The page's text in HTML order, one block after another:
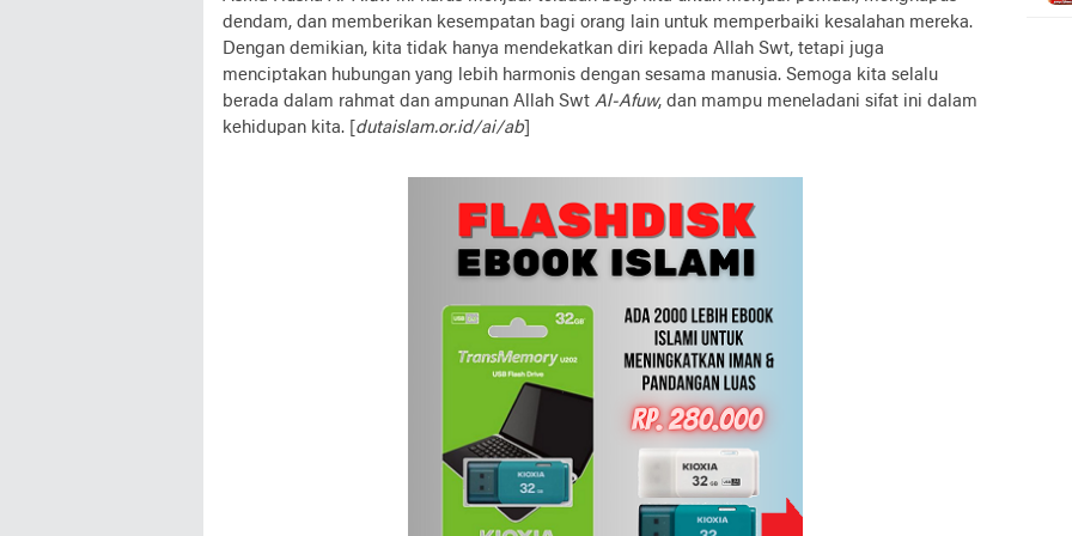
dendam, dan memberikan kesempatan bagi orang lain untuk memperbaiki kesalahan mereka.
Dengan demikian, kita tidak hanya mendekatkan diri kepada Allah Swt, tetapi juga
menciptakan hubungan yang lebih harmonis dengan sesama manusia. Semoga kita selalu
berada dalam rahmat dan ampunan Allah Swt Al-Afuw, dan mampu meneladani sifat ini dalam
kehidupan kita. [ dutaislam.or.id/ai/ab]